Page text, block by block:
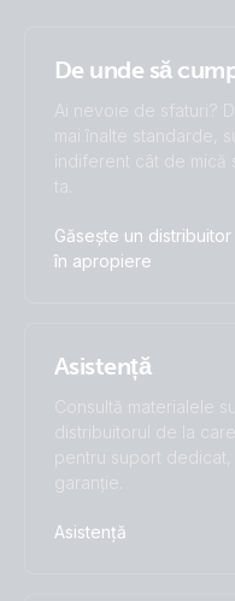
De unde să
Ai nevoie de sfaturi?
mai înalte standarde,
indiferent cât de
ta.
Găsește un distribuitor
în apropiere
Asistență
Consultă materialele
distribuitorul de la
pentru suport
garanție.
Asistență